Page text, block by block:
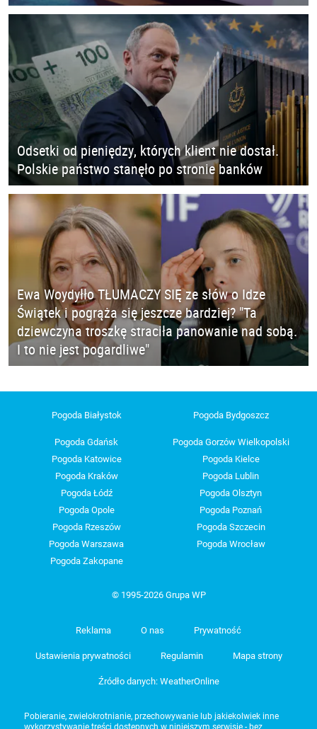
Odsetki od pieniędzy, których klient nie dostał.
Polskie państwo stanęło po stronie banków
Ewa Woydyłło TŁUMACZY SIĘ ze słów o Idze
Świątek i pogrąża się jeszcze bardziej? "Ta
dziewczyna troszkę straciła panowanie nad sobą.
I to nie jest pogardliwe"
Pogoda Białystok Pogoda Bydgoszcz
Pogoda Gdańsk
Pogoda Gorzów Wielkopolski
Pogoda Katowice
Pogoda Kielce
Pogoda Kraków
Pogoda Lublin
Pogoda Łódź
Pogoda Olsztyn
Pogoda Opole
Pogoda Poznań
Pogoda Rzeszów
Pogoda Szczecin
Pogoda Warszawa
Pogoda Wrocław
Pogoda Zakopane
© 1995-2026 Grupa WP
Reklama O nas Prywatność
Ustawienia prywatności Regulamin Mapa strony
Źródło danych: WeatherOnline
Pobieranie, zwielokrotnianie, przechowywanie lub jakiekolwiek inne
wykorzystywanie treści dostępnych w niniejszym serwisie - bez